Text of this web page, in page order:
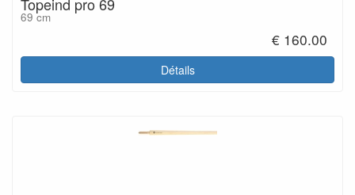
Topeind pro 69
69 cm
€ 160.00
Détails